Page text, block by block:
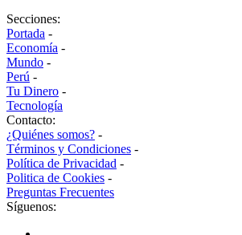
Secciones:
Portada -
Economía -
Mundo -
Perú -
Tu Dinero -
Tecnología
Contacto:
¿Quiénes somos? -
Términos y Condiciones -
Política de Privacidad -
Politica de Cookies -
Preguntas Frecuentes
Síguenos: